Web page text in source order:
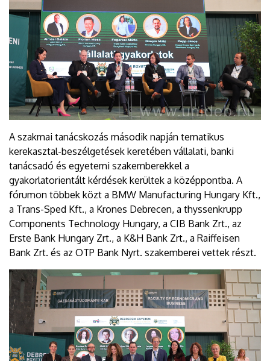
A szakmai tanácskozás második napján tematikus
kerekasztal-beszélgetések keretében vállalati, banki
tanácsadó és egyetemi szakemberekkel a
gyakorlatorientált kérdések kerültek a középpontba. A
fórumon többek közt a BMW Manufacturing Hungary Kft.,
a Trans-Sped Kft., a Krones Debrecen, a thyssenkrupp
Components Technology Hungary, a CIB Bank Zrt., az
Erste Bank Hungary Zrt., a K&H Bank Zrt., a Raiffeisen
Bank Zrt. és az OTP Bank Nyrt. szakemberei vettek részt.